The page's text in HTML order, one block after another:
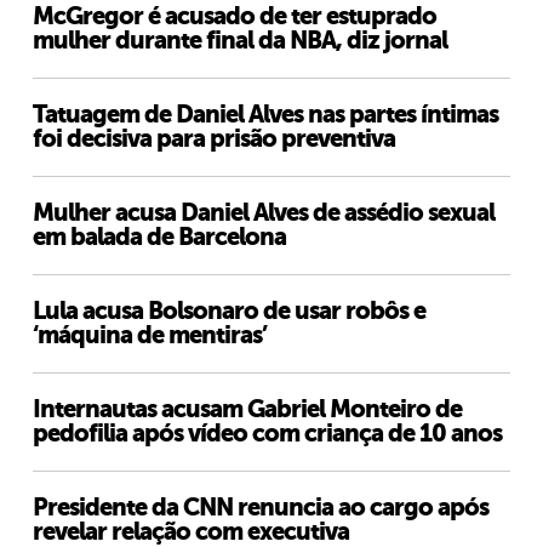
McGregor é acusado de ter estuprado
mulher durante final da NBA, diz jornal
Tatuagem de Daniel Alves nas partes íntimas
foi decisiva para prisão preventiva
Mulher acusa Daniel Alves de assédio sexual
em balada de Barcelona
Lula acusa Bolsonaro de usar robôs e
‘máquina de mentiras’
Internautas acusam Gabriel Monteiro de
pedofilia após vídeo com criança de 10 anos
Presidente da CNN renuncia ao cargo após
revelar relação com executiva